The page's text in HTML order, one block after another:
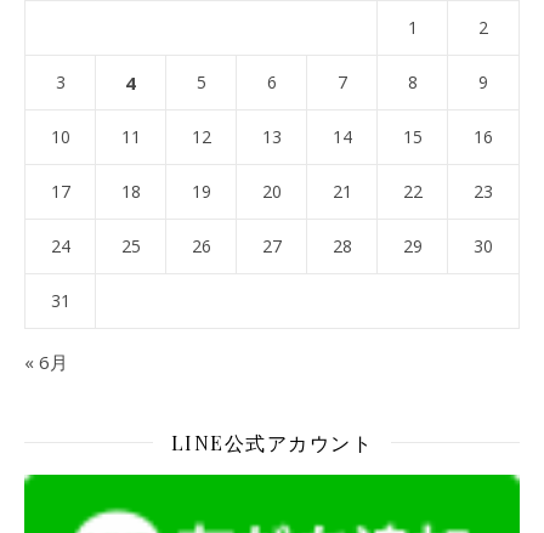
1 2
3 4 5 6 7 8 9
10 11 12 13 14 15 16
17 18 19 20 21 22 23
24 25 26 27 28 29 30
31
« 6月
LINE公式アカウント